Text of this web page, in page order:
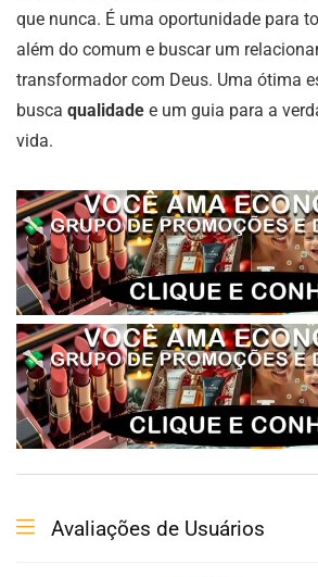
que nunca. É uma oportunidade para
além do comum e buscar um
transformador com Deus. Uma ótima
busca qualidade e um guia para a
vida.
Avaliações de Usuários